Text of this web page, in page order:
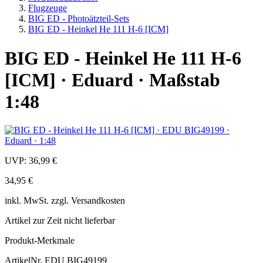
Flugzeuge
BIG ED - Photoätzteil-Sets
BIG ED - Heinkel He 111 H-6 [ICM]
BIG ED - Heinkel He 111 H-6
[ICM] · Eduard · Maßstab
1:48
UVP: 36,99 €
34,95 €
inkl. MwSt. zzgl. Versandkosten
Artikel zur Zeit nicht lieferbar
Produkt-Merkmale
ArtikelNr. EDU BIG49199